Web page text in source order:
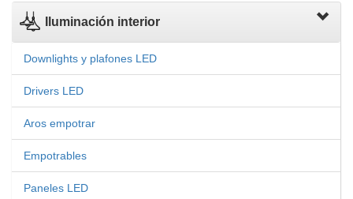
Iluminación interior
Downlights y plafones LED
Drivers LED
Aros empotrar
Empotrables
Paneles LED